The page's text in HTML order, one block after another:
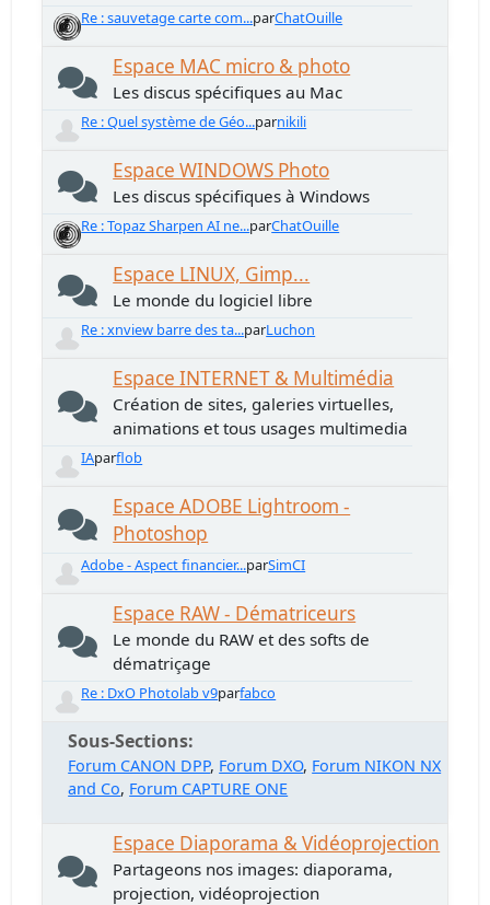
Re : sauvetage carte com...parChatOuille
Espace MAC micro & photo
Les discus spécifiques au Mac
Re : Quel système de Géo...parnikili
Espace WINDOWS Photo
Les discus spécifiques à Windows
Re : Topaz Sharpen AI ne...parChatOuille
Espace LINUX, Gimp...
Le monde du logiciel libre
Re : xnview barre des ta...parLuchon
Espace INTERNET & Multimédia
Création de sites, galeries virtuelles,
animations et tous usages multimedia
IAparflob
Espace ADOBE Lightroom -
Photoshop
Adobe - Aspect financier...parSimCI
Espace RAW - Dématriceurs
Le monde du RAW et des softs de
dématriçage
Re : DxO Photolab v9parfabco
Sous-Sections
Forum CANON DPP Forum DXO Forum NIKON NX
and Co Forum CAPTURE ONE
Espace Diaporama & Vidéoprojection
Partageons nos images: diaporama,
projection, vidéoprojection